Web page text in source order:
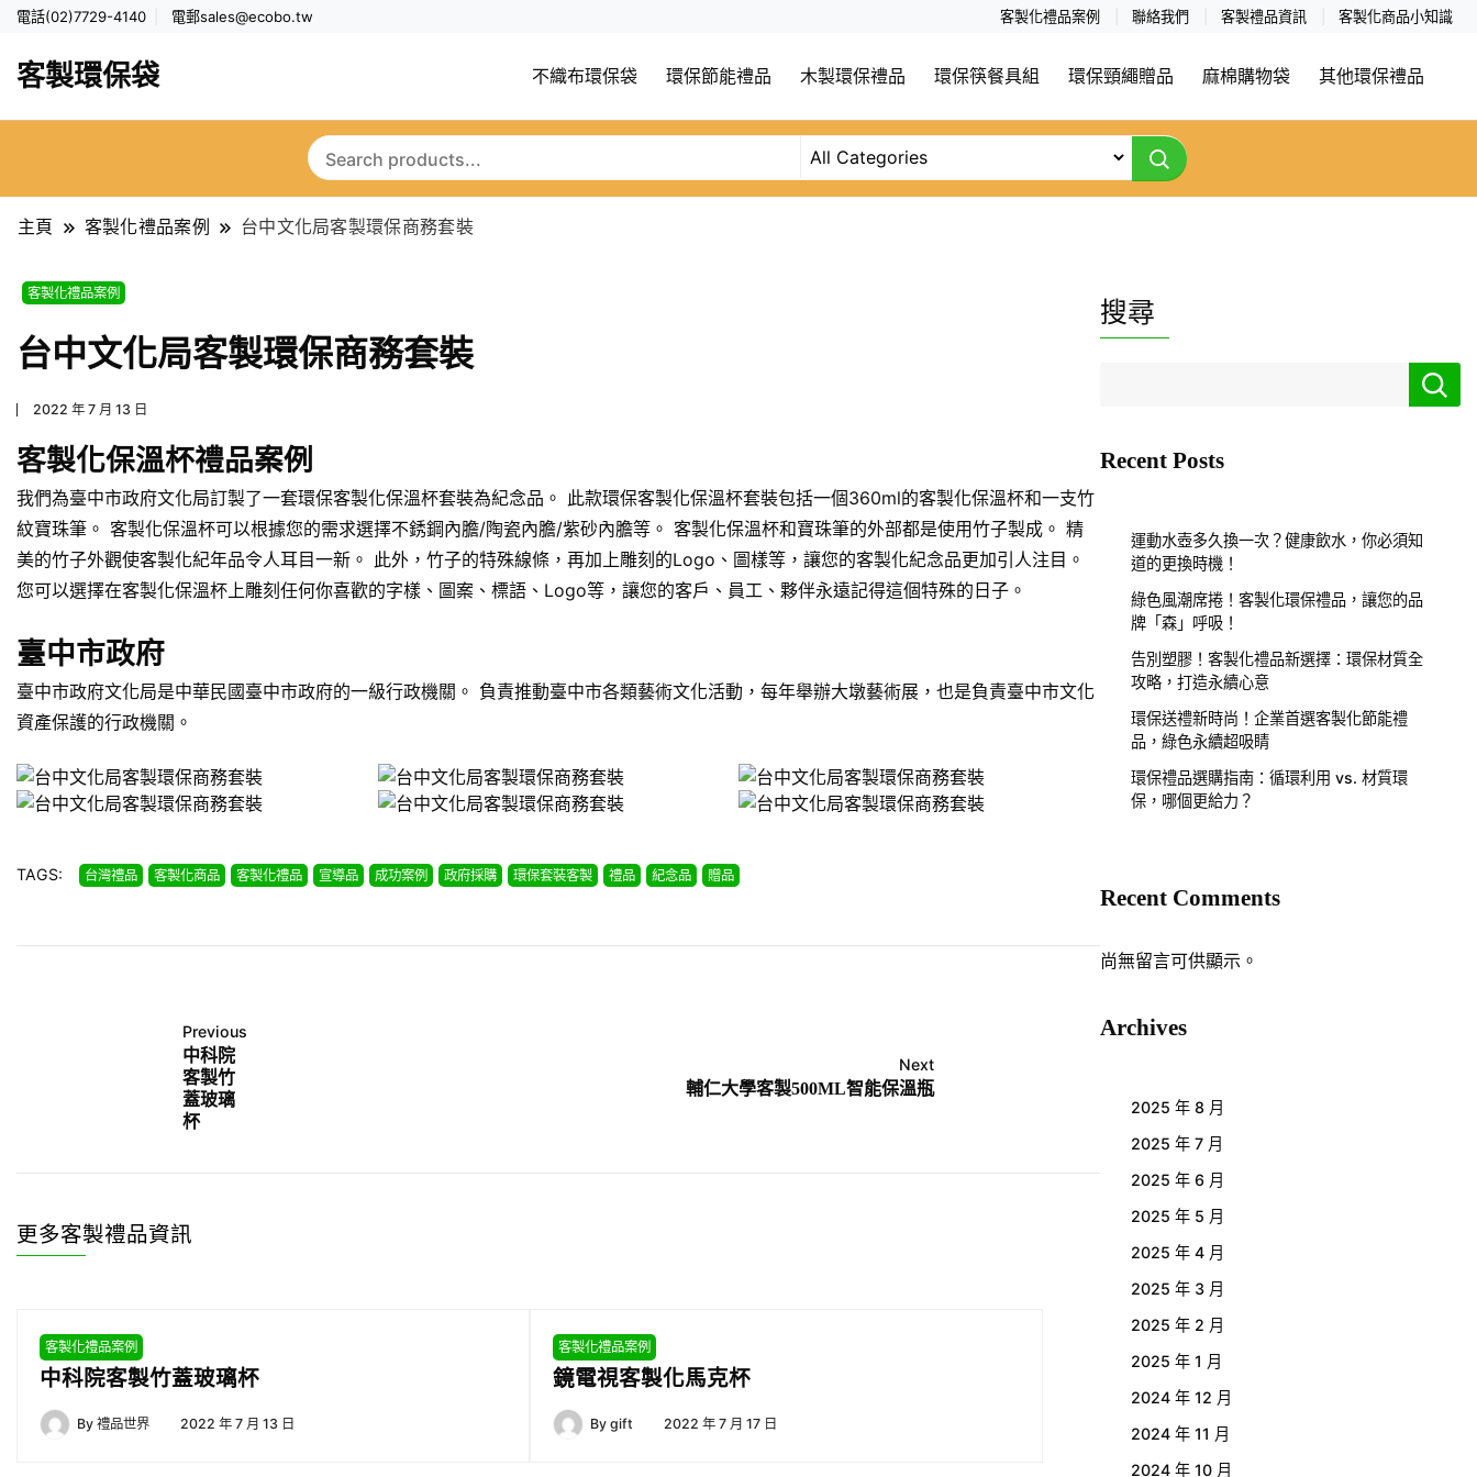
電話(02)7729-4140 電郵sales@ecobo.tw 客製化禮品案例 聯絡我們 客製禮品資訊 客製化商品小知識
客製環保袋 不織布環保袋 環保節能禮品 木製環保禮品 環保筷餐具組 環保頸繩贈品 麻棉購物袋 其他環保禮品
主頁 客製化禮品案例 台中文化局客製環保商務套裝
客製化禮品案例
台中文化局客製環保商務套裝
2022 年 7 月 13 日
客製化保溫杯禮品案例
我們為臺中市政府文化局訂製了一套環保客製化保溫杯套裝為紀念品。 此款環保客製化保溫杯套裝包括一個360ml的客製化保溫杯和一支竹
紋寶珠筆。 客製化保溫杯可以根據您的需求選擇不銹鋼內膽/陶瓷內膽/紫砂內膽等。 客製化保溫杯和寶珠筆的外部都是使用竹子製成。 精
美的竹子外觀使客製化紀年品令人耳目一新。 此外，竹子的特殊線條，再加上雕刻的Logo、圖樣等，讓您的客製化紀念品更加引人注目。
您可以選擇在客製化保溫杯上雕刻任何你喜歡的字樣、圖案、標語、Logo等，讓您的客戶、員工、夥伴永遠記得這個特殊的日子。
臺中市政府
臺中市政府文化局是中華民國臺中市政府的一級行政機關。 負責推動臺中市各類藝術文化活動，每年舉辦大墩藝術展，也是負責臺中市文化
資產保護的行政機關。
TAGS: 台灣禮品 客製化商品 客製化禮品 宣導品 成功案例 政府採購 環保套裝客製 禮品 紀念品 贈品
Previous
中科院
客製竹
蓋玻璃
杯
Next
輔仁大學客製500ML智能保溫瓶
更多客製禮品資訊
客製化禮品案例
中科院客製竹蓋玻璃杯
By 禮品世界 2022 年 7 月 13 日
客製化禮品案例
鏡電視客製化馬克杯
By gift 2022 年 7 月 17 日
搜尋
Recent Posts
運動水壺多久換一次？健康飲水，你必須知
道的更換時機！
綠色風潮席捲！客製化環保禮品，讓您的品
牌「森」呼吸！
告別塑膠！客製化禮品新選擇：環保材質全
攻略，打造永續心意
環保送禮新時尚！企業首選客製化節能禮
品，綠色永續超吸睛
環保禮品選購指南：循環利用 vs. 材質環
保，哪個更給力？
Recent Comments
尚無留言可供顯示。
Archives
2025 年 8 月
2025 年 7 月
2025 年 6 月
2025 年 5 月
2025 年 4 月
2025 年 3 月
2025 年 2 月
2025 年 1 月
2024 年 12 月
2024 年 11 月
2024 年 10 月